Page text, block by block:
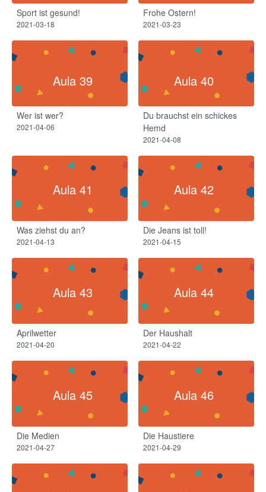
Sport ist gesund!
2021-03-18
Frohe Ostern!
2021-03-23
Aula 39
Wer ist wer?
2021-04-06
Aula 40
Du brauchst ein schickes
Hemd
2021-04-08
Aula 41
Was ziehst du an?
2021-04-13
Aula 42
Die Jeans ist toll!
2021-04-15
Aula 43
Aprilwetter​
2021-04-20
Aula 44
Der Haushalt​
2021-04-22
Aula 45
Die Medien
2021-04-27
Aula 46
Die Haustiere
2021-04-29